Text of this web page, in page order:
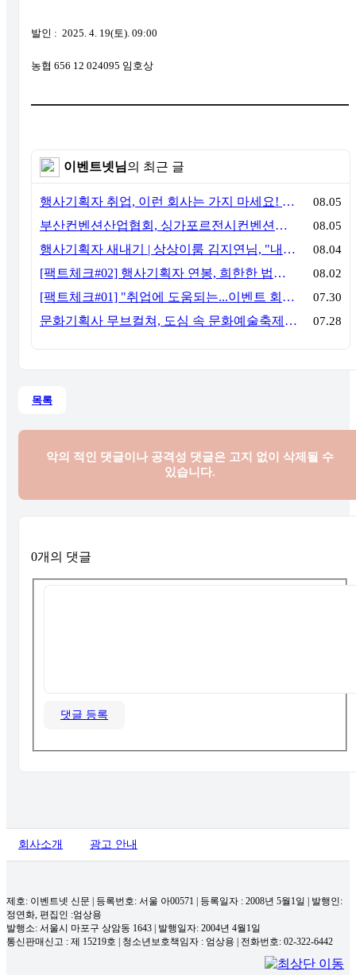
발인 : 2025. 4. 19(토). 09:00
농협 656 12 024095 임호상
이벤트넷님의 최근 글
행사기획자 취업, 이런 회사는 가지 마세요! 신입이 꼭 알아야 할 5가지 기준[이벤트산업 팩트체크#3] 08.05
부산컨벤션산업협회, 싱가포르전시컨벤션협회(SACEOS)와 업무협약 체결… 아시아 마이스 협력 확대 08.05
행사기획자 새내기 | 상상이룸 김지연님, "내 맘대로, 내 뜻대로 행사를 만든다 08.04
[팩트체크#02] 행사기획자 연봉, 희한한 법칙~ '첨에는 비실, 3년만 지나면 튼실' 08.02
[팩트체크#01] "취업에 도움되는...이벤트 회사, 어떻게 구분할까?"… 1인당 매출 '3억 원'의 법칙 07.30
문화기획사 무브컬쳐, 도심 속 문화예술축제 ‘서초 클래식 테마파크: 봄밤의 클래식’ 성공적 연출 07.28
목록
악의 적인 댓글이나 공격성 댓글은 고지 없이 삭제될 수
있습니다.
0개의 댓글
댓글 등록
회사소개 광고 안내
제호: 이벤트넷 신문 | 등록번호: 서울 아00571 | 등록일자 : 2008년 5월1일 | 발행인:
정연화, 편집인 :엄상용
발행소: 서울시 마포구 상암동 1643 | 발행일자: 2004년 4월1일
통신판매신고 : 제 15219호 | 청소년보호책임자 : 엄상용 | 전화번호: 02-322-6442